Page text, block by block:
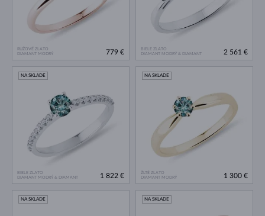
RUŽOVÉ ZLATO
DIAMANT MODRÝ
779 €
BIELE ZLATO
DIAMANT MODRÝ & DIAMANT
2 561 €
BIELE ZLATO
DIAMANT MODRÝ & DIAMANT
NA SKLADE
1 822 €
ŽLTÉ ZLATO
DIAMANT MODRÝ
NA SKLADE
1 300 €
NA SKLADE NA SKLADE